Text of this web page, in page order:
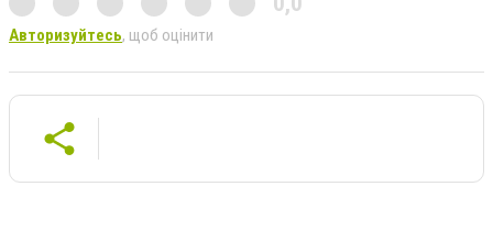
Авторизуйтесь, щоб оцінити